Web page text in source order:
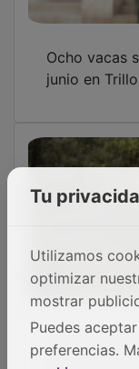
junio en Trillo
Marta Pérez
Desafío X-Trail
Tu
Utilizamos
optimizar
mostrar
Puedes
preferencias.